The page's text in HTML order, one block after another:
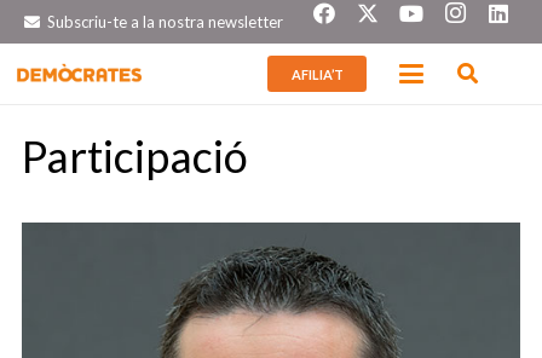
Subscriu-te a la nostra newsletter
AFILIA’T
Participació